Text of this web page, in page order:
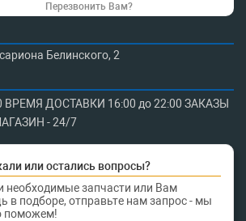
Перезвонить Вам?
Белинского, 2
ВРЕМЯ ДОСТАВКИ 16:00 до 22:00 ЗАКАЗЫ
- 24/7
или остались вопросы?
необходимые запчасти или Вам
в подборе, отправьте нам запрос - мы
поможем!